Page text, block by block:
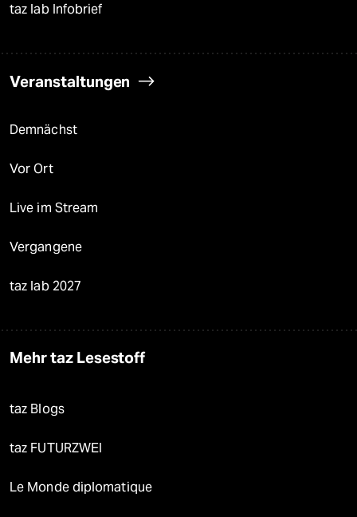
taz lab Infobrief
Veranstaltungen
Demnächst
Vor Ort
Live im Stream
Vergangene
taz lab 2027
Mehr taz Lesestoff
taz Blogs
taz FUTURZWEI
Le Monde diplomatique